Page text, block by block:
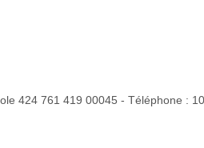
424 761 419 00045 - Téléphone :